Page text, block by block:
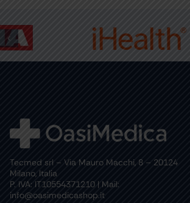
Tecmed srl – Via Mauro Macchi, 8 – 20124
Milano, Italia
P. IVA: IT10554371210 | Mail:
info@oasimedicashop.it